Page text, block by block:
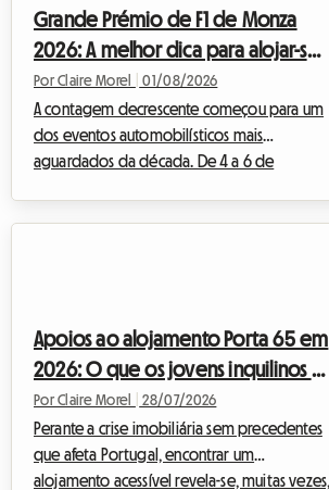
sobe depressa. Mas é frequentemente o
alojamento em Lausana que representa a
despesa mais crítica. Enquanto os hotéis da
cidade são reser...
Grande Prémio de F1 de Monza
2026: A melhor dica para alojar-se
num quarto em casa do anfitrião
sem rebentar o seu orçamento
Por Claire Morel 01/08/2026
A contagem decrescente começou para um
dos eventos automobilísticos mais
aguardados da década. De 4 a 6 de
motores. Mas se o espetáculo na pista
promete ser grandioso, a preparação da
viagem pode transformar-se rapidamente
num verdadeiro desafio, especialmente
qua...
Apoios ao alojamento Porta 65 em
2026: O que os jovens inquilinos e
anfitriões devem saber em
Portugal
Por Claire Morel 28/07/2026
Perante a crise imobiliária sem precedentes
que afeta Portugal, encontrar um
alojamento acessível revela-se, muitas vezes,